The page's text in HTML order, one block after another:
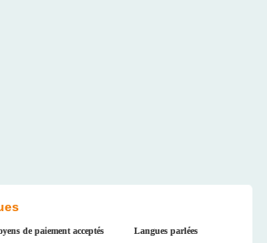
de paiement acceptés Langues parlées